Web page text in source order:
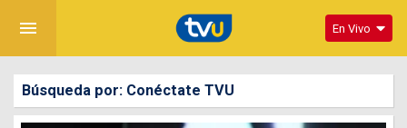
menu En Vivo
Búsqueda por: Conéctate TVU